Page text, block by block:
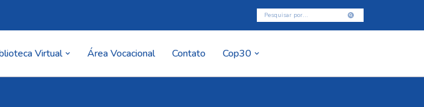
Virtual Área Vocacional Contato Cop30